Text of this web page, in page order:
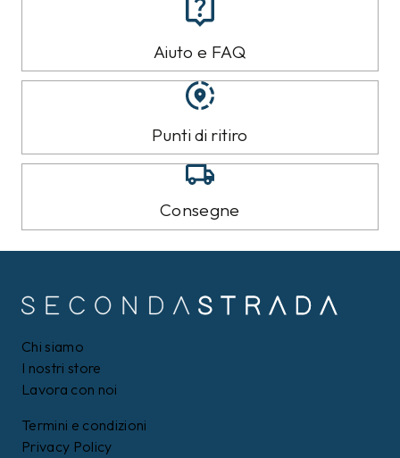
Aiuto e FAQ
Punti di ritiro
Consegne
Chi siamo
I nostri store
Lavora con noi
Termini e condizioni
Privacy Policy